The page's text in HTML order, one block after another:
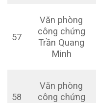
57
Văn phòng
công chứng
Trần Quang
Minh
58
Văn phòng
công chứng